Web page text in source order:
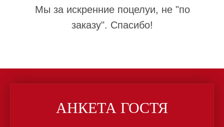
Мы за искренние поцелуи, не "по
заказу". Спасибо!
АНКЕТА ГОСТЯ